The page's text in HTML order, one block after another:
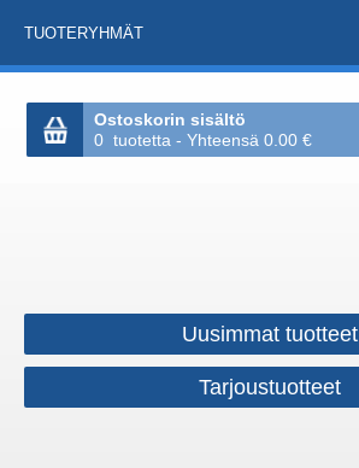
TUOTERYHMÄT
Ostoskorin sisältö
0 tuotetta - Yhteensä 0.00 €
Uusimmat tuotteet
Tarjoustuotteet